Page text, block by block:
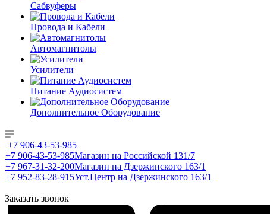
Сабвуферы
Провода и Кабели
Автомагнитолы
Усилители
Питание Аудиосистем
Дополнительное Оборудование
+7 906-43-53-985
+7 906-43-53-985Магазин на Российской 131/7
+7 967-31-32-200Магазин на Дзержинского 163/1
+7 952-83-28-915Уст.Центр на Дзержинского 163/1
Заказать звонок